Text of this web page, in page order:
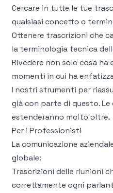
Cercare in tutte le tue
qualsiasi concetto o
Ottenere trascrizioni che
la terminologia tecnica
Rivedere non solo cosa
momenti in cui ha
I nostri strumenti per
già con parte di questo.
estenderanno molto oltre.
Per i Professionisti
La comunicazione
globale:
Trascrizioni delle riunioni
correttamente ogni